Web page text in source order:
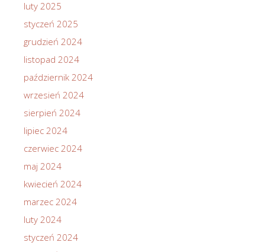
luty 2025
styczeń 2025
grudzień 2024
listopad 2024
październik 2024
wrzesień 2024
sierpień 2024
lipiec 2024
czerwiec 2024
maj 2024
kwiecień 2024
marzec 2024
luty 2024
styczeń 2024